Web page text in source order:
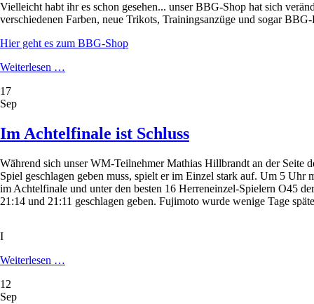
Vielleicht habt ihr es schon gesehen... unser BBG-Shop hat sich
verschiedenen Farben, neue Trikots, Trainingsanzüge und sogar
Hier geht es zum BBG-Shop
Weiterlesen …
17
Sep
Im Achtelfinale ist Schluss
Während sich unser WM-Teilnehmer Mathias Hillbrandt an der Seite
Spiel geschlagen geben muss, spielt er im Einzel stark auf. Um 5 Uhr
im Achtelfinale und unter den besten 16 Herreneinzel-Spielern O45
21:14 und 21:11 geschlagen geben. Fujimoto wurde wenige Tage
I
Weiterlesen …
12
Sep